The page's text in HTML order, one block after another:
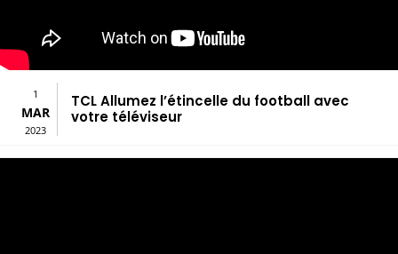
1
MAR
2023
TCL Allumez l’étincelle du football avec
votre téléviseur